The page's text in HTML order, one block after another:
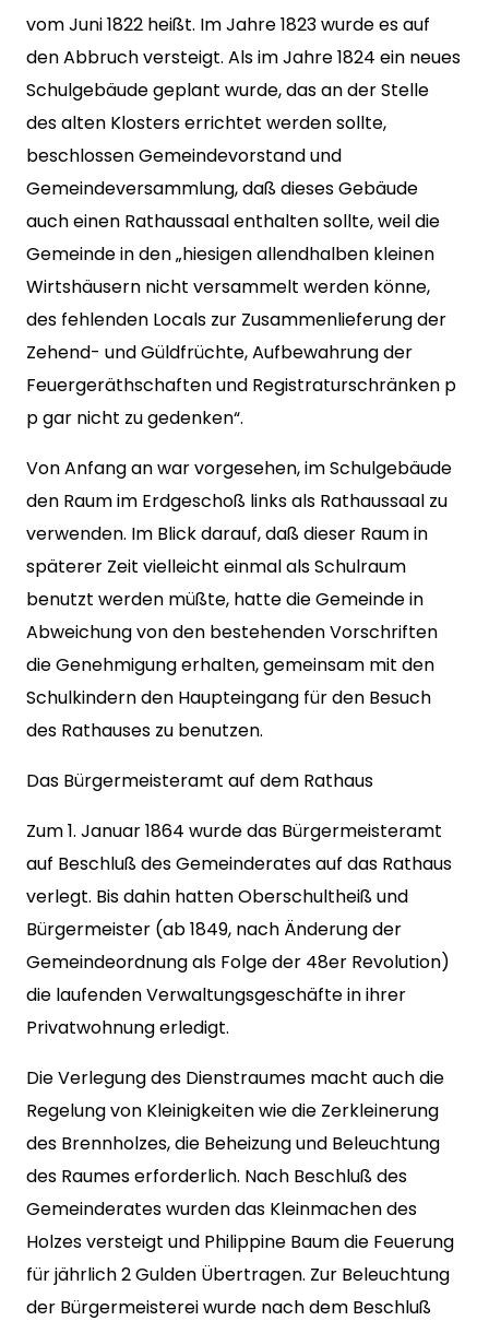
vom Juni 1822 heißt. Im Jahre 1823 wurde es auf
den Abbruch versteigt. Als im Jahre 1824 ein neues
Schulgebäude geplant wurde, das an der Stelle
des alten Klosters errichtet werden sollte,
beschlossen Gemeindevorstand und
Gemeindeversammlung, daß dieses Gebäude
auch einen Rathaussaal enthalten sollte, weil die
Gemeinde in den „hiesigen allendhalben kleinen
Wirtshäusern nicht versammelt werden könne,
des fehlenden Locals zur Zusammenlieferung der
Zehend- und Güldfrüchte, Aufbewahrung der
Feuergeräthschaften und Registraturschränken p
p gar nicht zu gedenken“.
Von Anfang an war vorgesehen, im Schulgebäude
den Raum im Erdgeschoß links als Rathaussaal zu
verwenden. Im Blick darauf, daß dieser Raum in
späterer Zeit vielleicht einmal als Schulraum
benutzt werden müßte, hatte die Gemeinde in
Abweichung von den bestehenden Vorschriften
die Genehmigung erhalten, gemeinsam mit den
Schulkindern den Haupteingang für den Besuch
des Rathauses zu benutzen.
Das Bürgermeisteramt auf dem Rathaus
Zum 1. Januar 1864 wurde das Bürgermeisteramt
auf Beschluß des Gemeinderates auf das Rathaus
verlegt. Bis dahin hatten Oberschultheiß und
Bürgermeister (ab 1849, nach Änderung der
Gemeindeordnung als Folge der 48er Revolution)
die laufenden Verwaltungsgeschäfte in ihrer
Privatwohnung erledigt.
Die Verlegung des Dienstraumes macht auch die
Regelung von Kleinigkeiten wie die Zerkleinerung
des Brennholzes, die Beheizung und Beleuchtung
des Raumes erforderlich. Nach Beschluß des
Gemeinderates wurden das Kleinmachen des
Holzes versteigt und Philippine Baum die Feuerung
für jährlich 2 Gulden Übertragen. Zur Beleuchtung
der Bürgermeisterei wurde nach dem Beschluß